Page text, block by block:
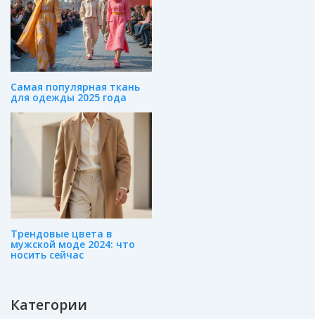
Самая популярная ткань
для одежды 2025 года
Трендовые цвета в
мужской моде 2024: что
носить сейчас
Категории